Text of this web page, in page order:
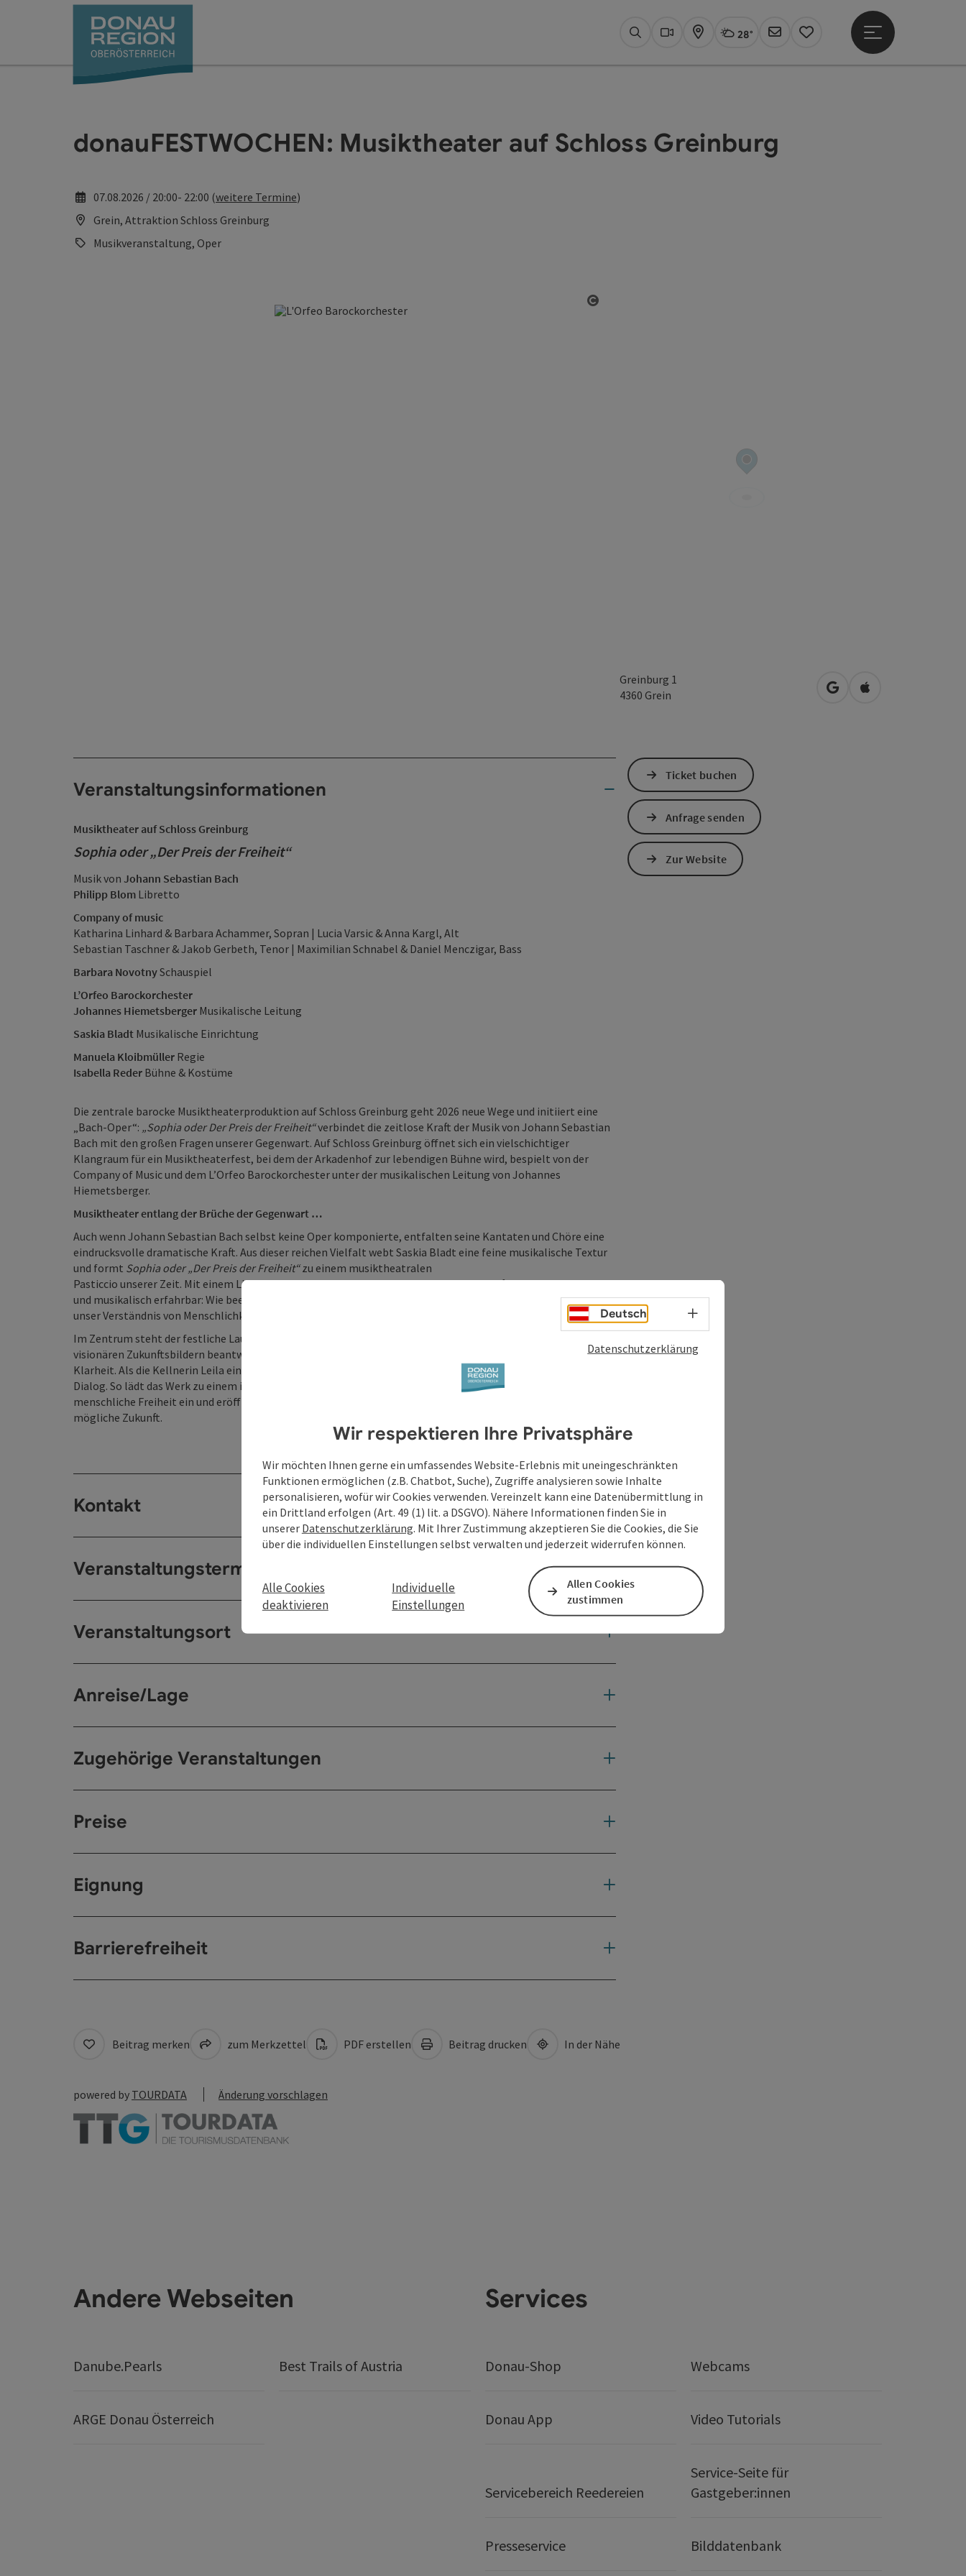
SuchenWebcams
KarteAktuelles Wetter Linz, wolkig
28°
Newsletter
Merkzettel
Hauptmenü öffnen
donauFESTWOCHEN: Musiktheater auf Schloss Greinburg
07.08.2026 / 20:00- 22:00 (weitere Termine)
Grein, Attraktion Schloss Greinburg
Musikveranstaltung, Oper
Greinburg 1
4360 Grein in Google Maps öffnen
in Apple Maps
Veranstaltungsinformationen
Musiktheater auf Schloss Greinburg
Sophia oder „Der Preis der Freiheit“
Musik von Johann Sebastian Bach
Philipp Blom Libretto
Company of music
Katharina Linhard & Barbara Achammer, Sopran | Lucia Varsic & Anna Kargl, Alt
Sebastian Taschner & Jakob Gerbeth, Tenor | Maximilian Schnabel & Daniel Menczigar, Bass
Barbara NovotnySchauspiel
L’Orfeo Barockorchester
Johannes Hiemetsberger Musikalische Leitung
Saskia Bladt Musikalische Einrichtung
Manuela Kloibmüller Regie
Isabella Reder Bühne & Kostüme
Die zentrale barocke Musiktheaterproduktion auf Schloss Greinburg geht 2026 neue Wege und initiiert eine
„Bach-Oper“: „Sophia oder Der Preis der Freiheit“verbindet die zeitlose Kraft der Musik von Johann Sebastian
Bach mit den großen Fragen unserer Gegenwart. Auf Schloss Greinburg öffnet sich ein vielschichtiger
Klangraum für ein Musiktheaterfest, bei dem der Arkadenhof zur lebendigen Bühne wird, bespielt von der
Company of Music und dem L’Orfeo Barockorchester unter der musikalischen Leitung von Johannes
Hiemetsberger.
Musiktheater entlang der Brüche der Gegenwart …
Auch wenn Johann Sebastian Bach selbst keine Oper komponierte, entfalten seine Kantaten und Chöre eine
eindrucksvolle dramatische Kraft. Aus dieser reichen Vielfalt webt Saskia Bladt eine feine musikalische Textur
und formt Sophia oder „Der Preis der Freiheit“zu einem musiktheatralen
Pasticcio unserer Zeit. Mit einem Libretto von Philipp Blom werden aktuelle gesellschaftliche Fragen poetisch
und musikalisch erfahrbar: Wie beeinflusst Künstliche Intelligenz unser Denken, unsere Entscheidungen und
unser Verständnis von Menschlichkeit?
Im Zentrum steht der festliche Launch der allwissenden KI Sophia. Zwischen Musik von Bach, Champagner und
visionären Zukunftsbildern beantwortet die Maschine die Fragen ihrer Bewunderer mit beeindruckender
Klarheit. Als die Kellnerin Leila eine sehr persönliche Frage stellt, öffnet sich ein Raum für Nachdenken und
Dialog. So lädt das Werk zu einem intensiven Gedankenexperiment über Fortschritt, Verantwortung und die
menschliche Freiheit ein und eröffnet dem Publikum einen vielschichtigen, berührenden Blick auf unsere
mögliche Zukunft.
Kontakt
Veranstaltungstermin/e
Veranstaltungsort
Anreise/Lage
Zugehörige Veranstaltungen
Preise
Eignung
Barrierefreiheit
Ticket buchen
Anfrage senden
Zur Website
Beitrag merken zum Merkzettel PDF erstellen Beitrag drucken In der Nähe
powered by TOURDATA Änderung vorschlagen
Andere Webseiten
Danube.Pearls Best Trails of Austria
ARGE Donau Österreich
Services
Donau-Shop Webcams
Donau App Video Tutorials
Servicebereich Reedereien
Service-Seite für
Gastgeber:innen
Presseservice Bilddatenbank
Deutsch Sprachwahl - Menü öffnen
Datenschutzerklärung
Wir respektieren Ihre Privatsphäre
Wir möchten Ihnen gerne ein umfassendes Website-Erlebnis mit uneingeschränkten
Funktionen ermöglichen (z.B. Chatbot, Suche), Zugriffe analysieren sowie Inhalte
personalisieren, wofür wir Cookies verwenden. Vereinzelt kann eine Datenübermittlung in
ein Drittland erfolgen (Art. 49 (1) lit. a DSGVO). Nähere Informationen finden Sie in
unserer Datenschutzerklärung. Mit Ihrer Zustimmung akzeptieren Sie die Cookies, die Sie
über die individuellen Einstellungen selbst verwalten und jederzeit widerrufen können.
Alle Cookies
deaktivieren
Individuelle
Einstellungen
Allen Cookies
zustimmen